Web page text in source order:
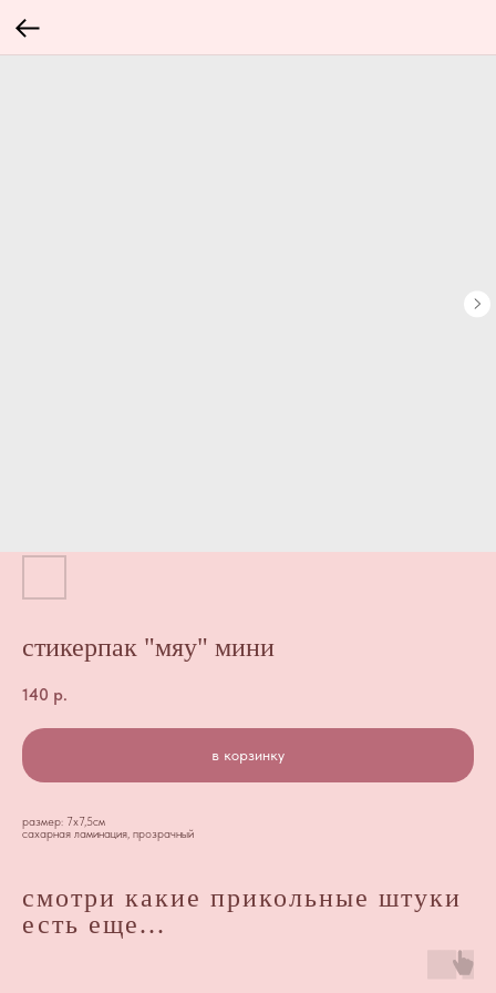
стикерпак "мяу" мини
140 р.
в корзинку
размер: 7х7,5см
сахарная ламинация, прозрачный
смотри какие прикольные штуки
есть еще...